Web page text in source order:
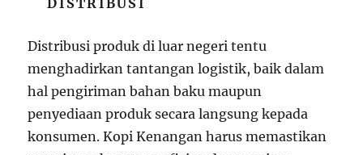
Distribusi produk di luar negeri tentu
menghadirkan tantangan logistik, baik dalam
hal pengiriman bahan baku maupun
penyediaan produk secara langsung kepada
konsumen. Kopi Kenangan harus memastikan